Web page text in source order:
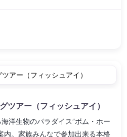
ツアー（フィッシュアイ）
洋生物のパラダイス”ボム・ホー
内。家族みんなで参加出来る本格